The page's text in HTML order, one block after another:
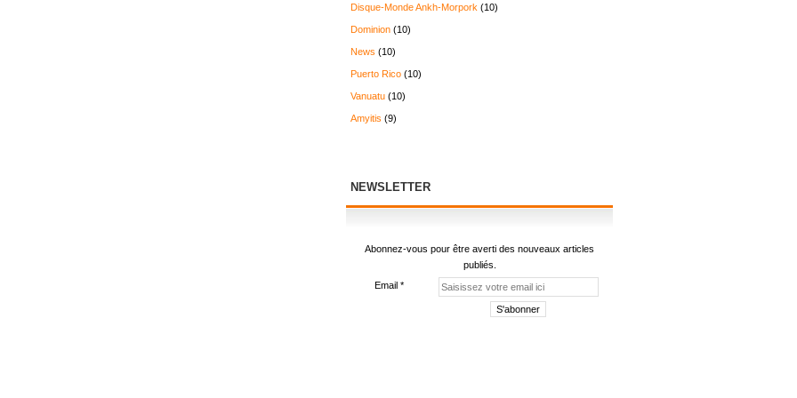
Disque-Monde Ankh-Morpork (10)
Dominion (10)
News (10)
Puerto Rico (10)
Vanuatu (10)
Amyitis (9)
NEWSLETTER
Abonnez-vous pour être averti des nouveaux articles
publiés.
Email